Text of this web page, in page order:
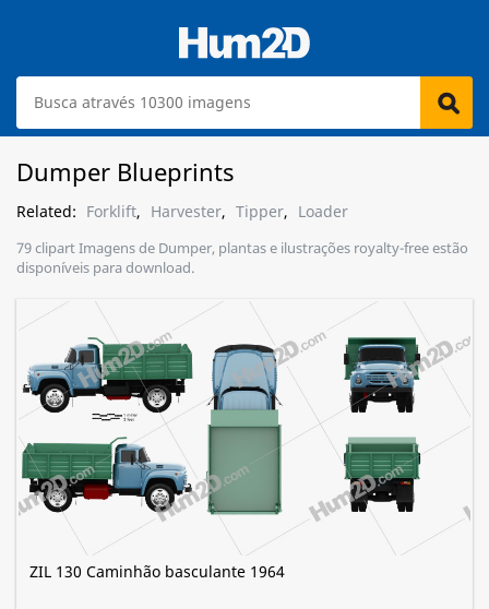
Dumper Blueprints
Related: Forklift, Harvester, Tipper, Loader
79 clipart Imagens de Dumper, plantas e ilustrações royalty-free estão
disponíveis para download.
ZIL 130 Caminhão basculante 1964